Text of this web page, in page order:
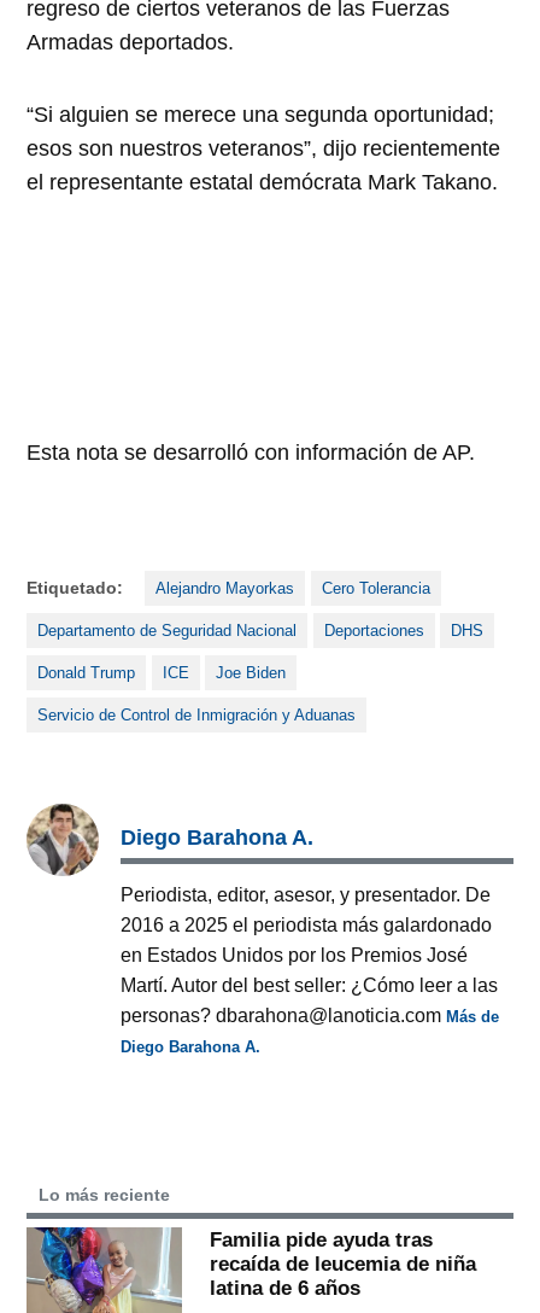
regreso de ciertos veteranos de las Fuerzas
Armadas deportados.
“Si alguien se merece una segunda oportunidad;
esos son nuestros veteranos”, dijo recientemente
el representante estatal demócrata Mark Takano.
Esta nota se desarrolló con información de AP.
Etiquetado: Alejandro Mayorkas Cero Tolerancia
Departamento de Seguridad Nacional Deportaciones DHS
Donald Trump ICE Joe Biden
Servicio de Control de Inmigración y Aduanas
Diego Barahona A.
Periodista, editor, asesor, y presentador. De
2016 a 2025 el periodista más galardonado
en Estados Unidos por los Premios José
Martí. Autor del best seller: ¿Cómo leer a las
personas? dbarahona@lanoticia.comMás de
Diego Barahona A.
Lo más reciente
Familia pide ayuda tras
recaída de leucemia de niña
latina de 6 años